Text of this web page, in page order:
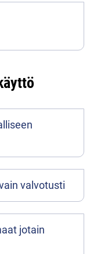
valvotusti
jotain